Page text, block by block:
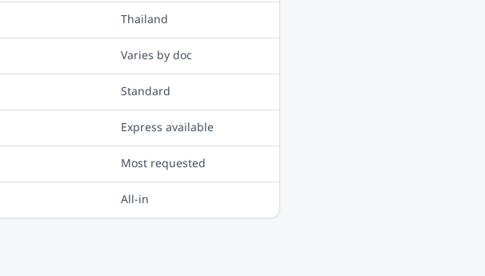
Thailand
Varies by doc
Standard
Express available
Most requested
All-in